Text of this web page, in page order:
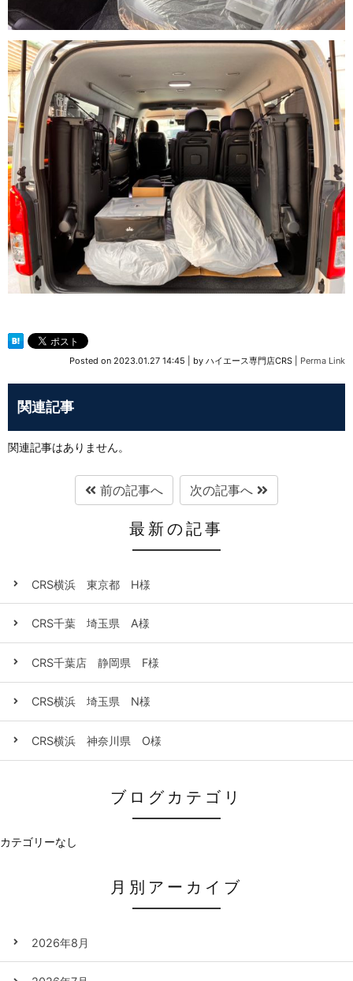
Posted on 2023.01.27 14:45 by ハイエース専門店CRS Perma Link
関連記事
関連記事はありません。
前の記事へ 次の記事へ
最新の記事
CRS横浜 東京都 H様
CRS千葉 埼玉県 A様
CRS千葉店 静岡県 F様
CRS横浜 埼玉県 N様
CRS横浜 神奈川県 O様
ブログカテゴリ
カテゴリーなし
月別アーカイブ
2026年8月